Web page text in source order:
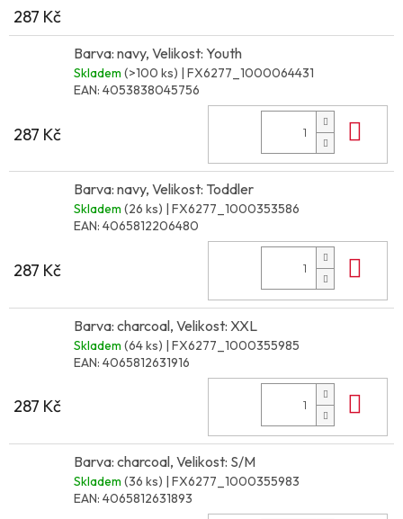
287 Kč
Barva: navy, Velikost: Youth
Skladem (>100 ks) | FX6277_1000064431
EAN: 4053838045756
287 Kč
Barva: navy, Velikost: Toddler
Skladem (26 ks) | FX6277_1000353586
EAN: 4065812206480
287 Kč
Barva: charcoal, Velikost: XXL
Skladem (64 ks) | FX6277_1000355985
EAN: 4065812631916
287 Kč
Barva: charcoal, Velikost: S/M
Skladem (36 ks) | FX6277_1000355983
EAN: 4065812631893